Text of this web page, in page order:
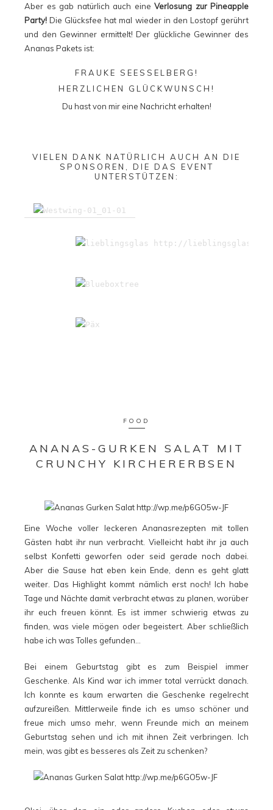
Aber es gab natürlich auch eine Verlosung zur Pineapple
Party! Die Glücksfee hat mal wieder in den Lostopf gerührt
und den Gewinner ermittelt! Der glückliche Gewinner des
Ananas Pakets ist:
FRAUKE SEESSELBERG!
HERZLICHEN GLÜCKWUNSCH!
Du hast von mir eine Nachricht erhalten!
VIELEN DANK NATÜRLICH AUCH AN DIE
SPONSOREN, DIE DAS EVENT
UNTERSTÜTZEN:
FOOD
ANANAS-GURKEN SALAT MIT
CRUNCHY KIRCHERERBSEN
Eine Woche voller leckeren Ananasrezepten mit tollen
Gästen habt ihr nun verbracht. Vielleicht habt ihr ja auch
selbst Konfetti geworfen oder seid gerade noch dabei.
Aber die Sause hat eben kein Ende, denn es geht glatt
weiter. Das Highlight kommt nämlich erst noch! Ich habe
Tage und Nächte damit verbracht etwas zu planen, worüber
ihr euch freuen könnt. Es ist immer schwierig etwas zu
finden, was viele mögen oder begeistert. Aber schließlich
habe ich was Tolles gefunden…
Bei einem Geburtstag gibt es zum Beispiel immer
Geschenke. Als Kind war ich immer total verrückt danach.
Ich konnte es kaum erwarten die Geschenke regelrecht
aufzureißen. Mittlerweile finde ich es umso schöner und
freue mich umso mehr, wenn Freunde mich an meinem
Geburtstag sehen und ich mit ihnen Zeit verbringen. Ich
mein, was gibt es besseres als Zeit zu schenken?